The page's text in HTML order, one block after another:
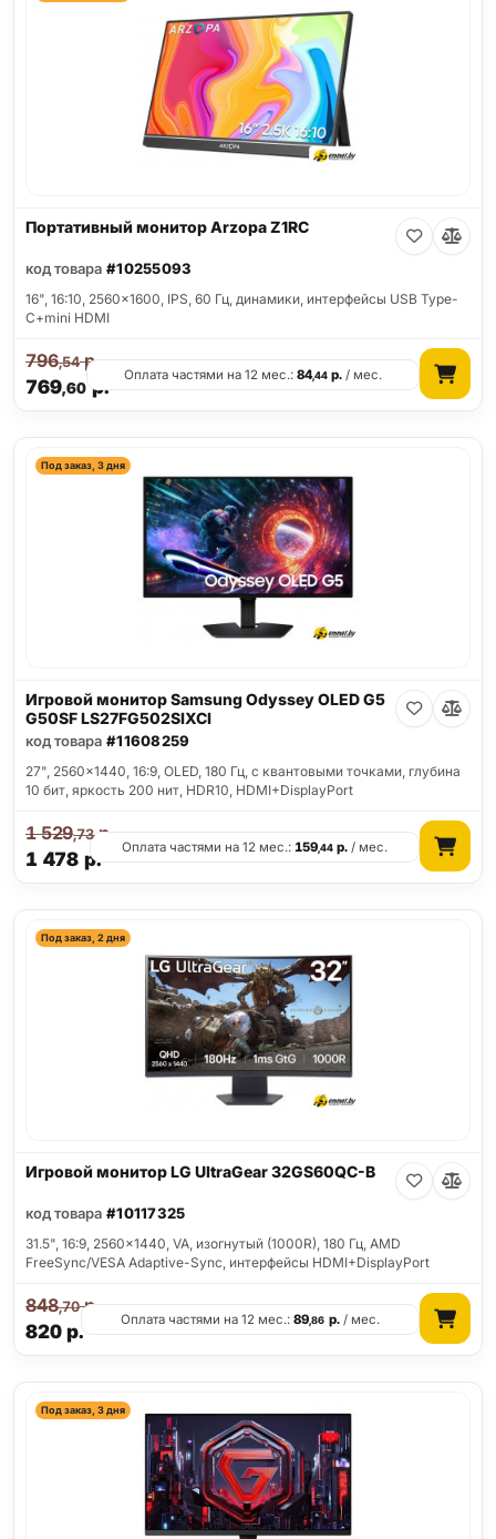
Портативный монитор Arzopa Z1RC
код товара #10255093
16", 16:10, 2560x1600, IPS, 60 Гц, динамики, интерфейсы USB Type-
C+mini HDMI
769,60р.
796,54р.
Оплата частями на 12 мес.:84,44 р. / мес.
Под заказ, 3 дня
Игровой монитор Samsung Odyssey OLED G5
G50SF LS27FG502SIXCI
код товара #11608259
27", 2560x1440, 16:9, OLED, 180 Гц, c квантовыми точками, глубина
10 бит, яркость 200 нит, HDR10, HDMI+DisplayPort
1 478 р.
1 529,73р.
Оплата частями на 12 мес.:159,44 р. / мес.
Под заказ, 2 дня
Игровой монитор LG UltraGear 32GS60QC-B
код товара #10117325
31.5", 16:9, 2560x1440, VA, изогнутый (1000R), 180 Гц, AMD
FreeSync/VESA Adaptive-Sync, интерфейсы HDMI+DisplayPort
820р.
848,70р.
Оплата частями на 12 мес.:89,86 р./ мес.
Под заказ, 3 дня